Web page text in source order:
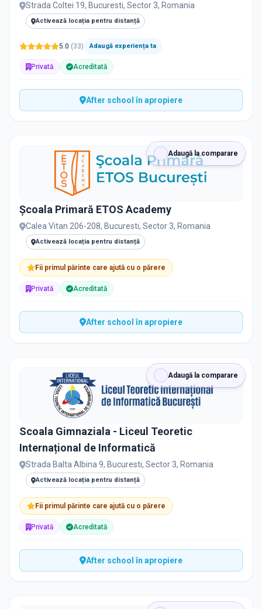
Toate Private
Strada Coltei 19, Bucuresti, Sector 3, Romania
Activează locația pentru distanță
5.0 (33) Adaugă experiența ta
Privată Acreditată
After school în apropiere
Adaugă la comparare
Școala Primară ETOS Academy
Calea Vitan 206-208, Bucuresti, Sector 3, Romania
Activează locația pentru distanță
Fii primul părinte care ajută cu o părere
Privată Acreditată
After school în apropiere
Adaugă la comparare
Scoala Gimnaziala - Liceul Teoretic
Internațional de Informatică
Strada Balta Albina 9, Bucuresti, Sector 3, Romania
Activează locația pentru distanță
Fii primul părinte care ajută cu o părere
Privată Acreditată
After school în apropiere